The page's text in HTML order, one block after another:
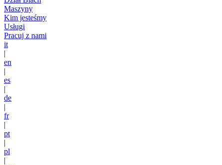
Maszyny
Kim jesteśmy
Usługi
Pracuj z nami
it
|
en
|
es
|
de
|
fr
|
pt
|
pl
|